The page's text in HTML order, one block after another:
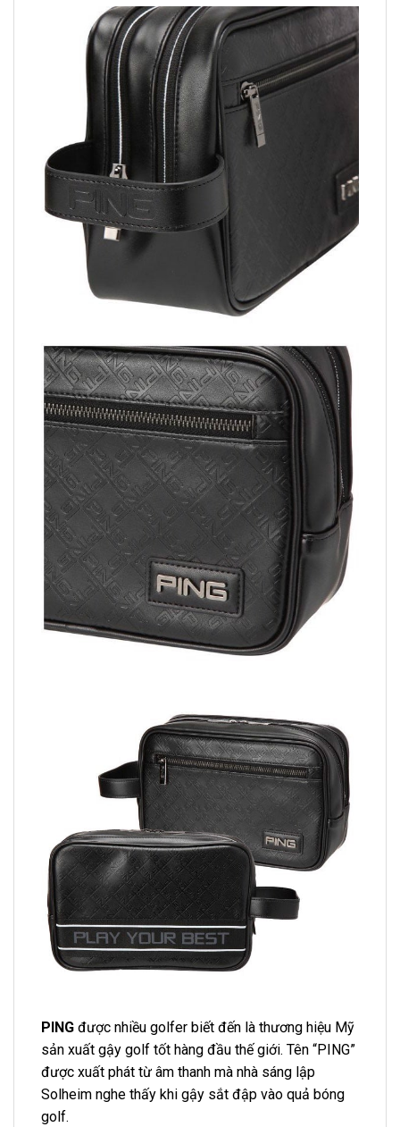
PING được nhiều golfer biết đến là thương hiệu Mỹ
sản xuất gậy golf tốt hàng đầu thế giới. Tên “PING”
được xuất phát từ âm thanh mà nhà sáng lập
Solheim nghe thấy khi gậy sắt đập vào quả bóng
golf.